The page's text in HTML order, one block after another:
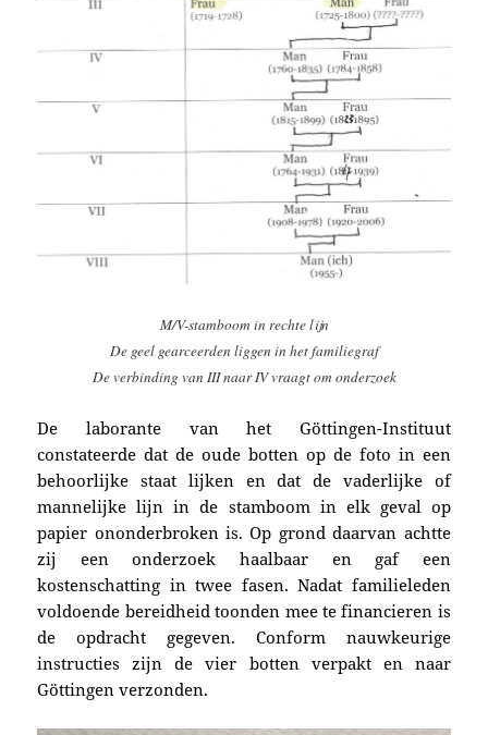
M/V-stamboom in rechte lijn
De geel gearceerden liggen in het familiegraf
De verbinding van III naar IV vraagt om onderzoek
De laborante van het Göttingen-Instituut
constateerde dat de oude botten op de foto in een
behoorlijke staat lijken en dat de vaderlijke of
mannelijke lijn in de stamboom in elk geval op
papier ononderbroken is. Op grond daarvan achtte
zij een onderzoek haalbaar en gaf een
kostenschatting in twee fasen. Nadat familieleden
voldoende bereidheid toonden mee te financieren is
de opdracht gegeven. Conform nauwkeurige
instructies zijn de vier botten verpakt en naar
Göttingen verzonden.